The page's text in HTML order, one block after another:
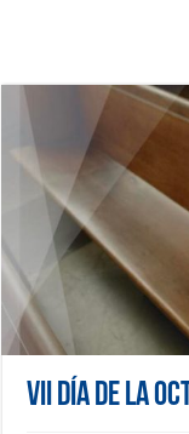
VII día de la